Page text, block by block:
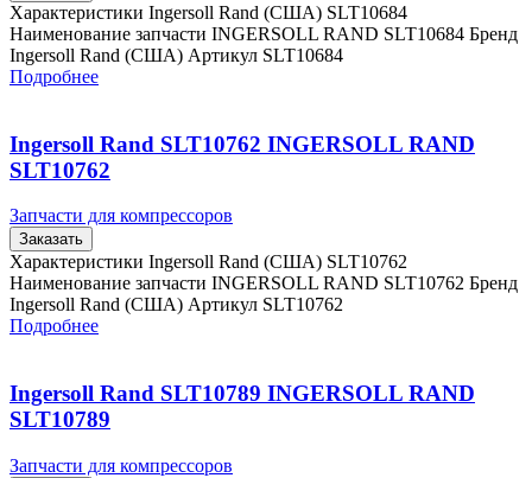
Характеристики Ingersoll Rand (США) SLT10684
Наименование запчасти INGERSOLL RAND SLT10684 Бренд
Ingersoll Rand (США) Артикул SLT10684
Подробнее
Ingersoll Rand SLT10762 INGERSOLL RAND
SLT10762
Запчасти для компрессоров
Заказать
Характеристики Ingersoll Rand (США) SLT10762
Наименование запчасти INGERSOLL RAND SLT10762 Бренд
Ingersoll Rand (США) Артикул SLT10762
Подробнее
Ingersoll Rand SLT10789 INGERSOLL RAND
SLT10789
Запчасти для компрессоров